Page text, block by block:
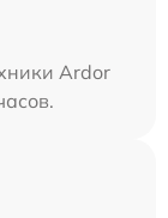
Ardor